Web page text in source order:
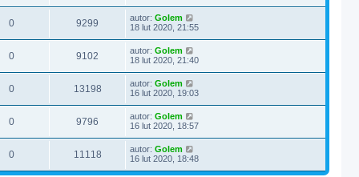
0 9299 autor: Golem
18 lut 2020, 21:55
0 9102 autor: Golem
18 lut 2020, 21:40
0 13198 autor: Golem
16 lut 2020, 19:03
0 9796 autor: Golem
16 lut 2020, 18:57
0 11118 autor: Golem
16 lut 2020, 18:48